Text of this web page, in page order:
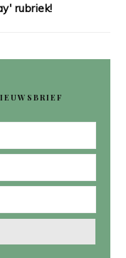
rubriek!